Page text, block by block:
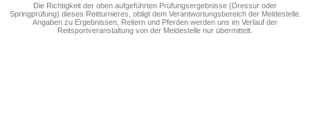
Die Richtigkeit der oben aufgeführten Prüfungsergebnisse (Dressur oder
Springprüfung) dieses Reitturnieres, obligt dem Verantwortungsbereich der Meldestelle.
Angaben zu Ergebnissen, Reitern und Pferden werden uns im Verlauf der
Reitsportveranstaltung von der Meldestelle nur übermittelt.